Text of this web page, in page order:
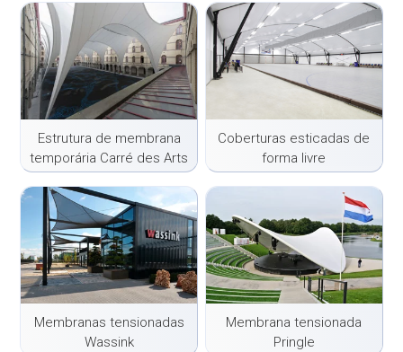
Estrutura de membrana
temporária Carré des Arts
Coberturas esticadas de
forma livre
Membranas tensionadas
Wassink
Membrana tensionada
Pringle